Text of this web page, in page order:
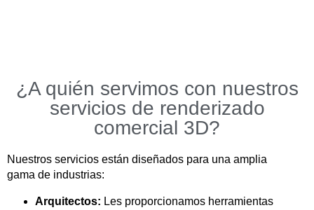
¿A quién servimos con nuestros
servicios de renderizado
comercial 3D?
Nuestros servicios están diseñados para una amplia
gama de industrias:
Arquitectos: Les proporcionamos herramientas